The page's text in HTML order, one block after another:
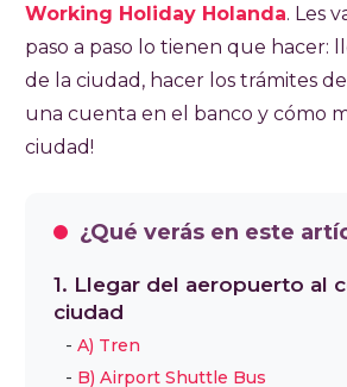
Working Holiday Holanda. Les
paso a paso lo tienen que hacer:
de la ciudad, hacer los trámites
una cuenta en el banco y cómo
ciudad!
¿Qué verás en este
1. Llegar del aeropuerto al
ciudad
A) Tren
B) Airport Shuttle Bus